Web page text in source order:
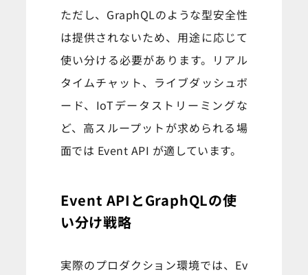
ただし、GraphQLのような型安全性
は提供されないため、用途に応じて
使い分ける必要があります。リアル
タイムチャット、ライブダッシュボ
ード、IoTデータストリーミングな
ど、高スループットが求められる場
面では Event API が適しています。
Event APIとGraphQLの使
い分け戦略
実際のプロダクション環境では、Ev